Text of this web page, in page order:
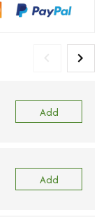
Add
Add